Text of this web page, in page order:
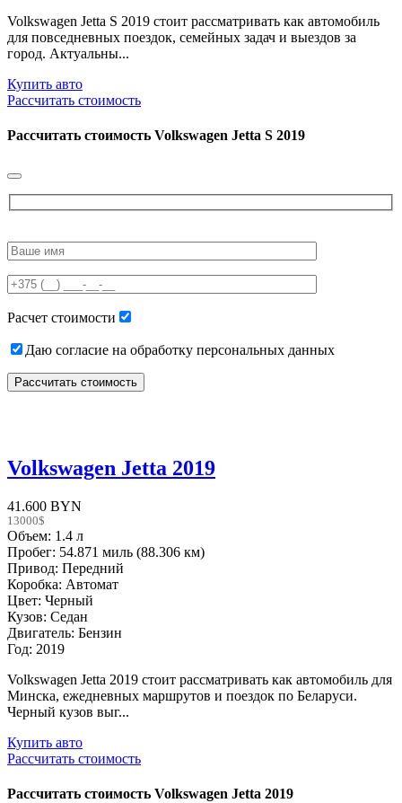
Volkswagen Jetta S 2019 стоит рассматривать как автомобиль
для повседневных поездок, семейных задач и выездов за
город. Актуальны...
Купить авто
Рассчитать стоимость
Рассчитать стоимость Volkswagen Jetta S 2019
leave
field
empty.
Расчет стоимости
Даю согласие на обработку персональных данных
Volkswagen Jetta 2019
41.600 BYN
13000$
Объем: 1.4 л
Пробег: 54.871 миль (88.306 км)
Привод: Передний
Коробка: Автомат
Цвет: Черный
Кузов: Седан
Двигатель: Бензин
Год: 2019
Volkswagen Jetta 2019 стоит рассматривать как автомобиль для
Минска, ежедневных маршрутов и поездок по Беларуси.
Черный кузов выг...
Купить авто
Рассчитать стоимость
Рассчитать стоимость Volkswagen Jetta 2019